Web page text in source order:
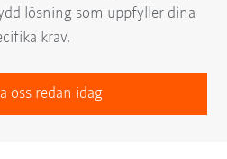
lösning som uppfyller dina
krav.
oss redan idag